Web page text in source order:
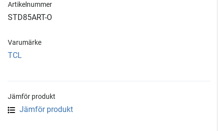
Artikelnummer
STD85ART-O
Varumärke
TCL
Jämför produkt
Jämför produkt